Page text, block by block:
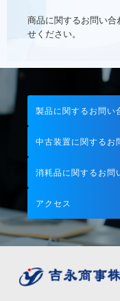
商品に関するお問い
せください。
製品に関するお問い
中古装置に関するお
消耗品に関するお問
アクセス